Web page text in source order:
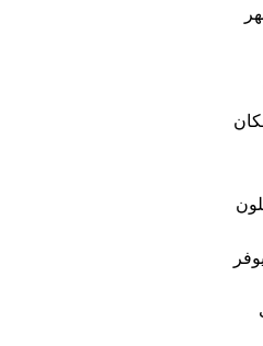
بنظام تشغيل اندرويد 8.0 مما يوفر